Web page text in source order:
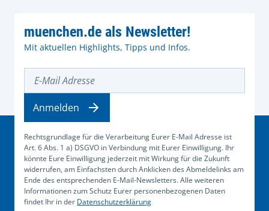
muenchen.de als Newsletter!
Mit aktuellen Highlights, Tipps und Infos.
Rechtsgrundlage für die Verarbeitung Eurer E-Mail Adresse ist
Art. 6 Abs. 1 a) DSGVO in Verbindung mit Eurer Einwilligung. Ihr
könnte Eure Einwilligung jederzeit mit Wirkung für die Zukunft
widerrufen, am Einfachsten durch Anklicken des Abmeldelinks am
Ende des entsprechenden E-Mail-Newsletters. Alle weiteren
Informationen zum Schutz Eurer personenbezogenen Daten
findet Ihr in der Datenschutzerklärung
Anmelden